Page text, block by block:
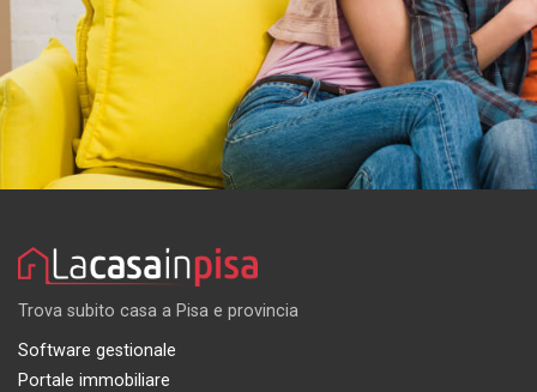
Trova subito casa a Pisa e provincia
Software gestionale
Portale immobiliare